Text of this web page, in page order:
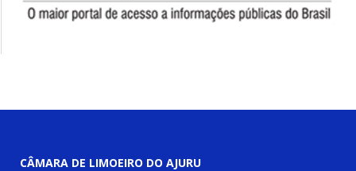
CÂMARA DE LIMOEIRO DO AJURU